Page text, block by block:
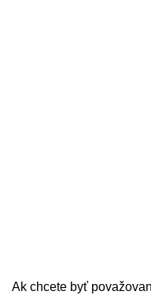
Ak chcete byť